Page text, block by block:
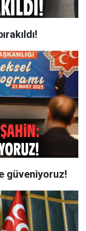
güveniyoruz!